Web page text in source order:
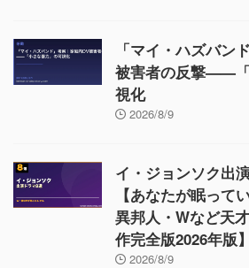
「マイ・ハズバン
被害者の反撃——
視化
2026/8/9
イ・ジョンソク出
【あなたが眠って
異邦人・Wなど天
作完全版2026年版】
2026/8/9